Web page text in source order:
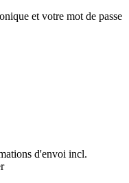
et votre mot de passe
d'envoi incl.